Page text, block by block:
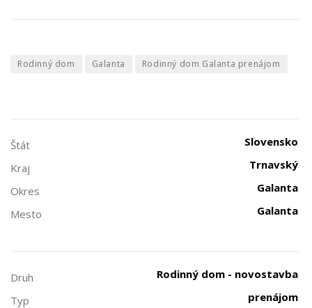
Rodinný dom Galanta Rodinný dom Galanta prenájom
Štát
Slovensko
Kraj
Trnavský
Okres
Galanta
Mesto
Galanta
Druh
Rodinný dom - novostavba
Typ
prenájom